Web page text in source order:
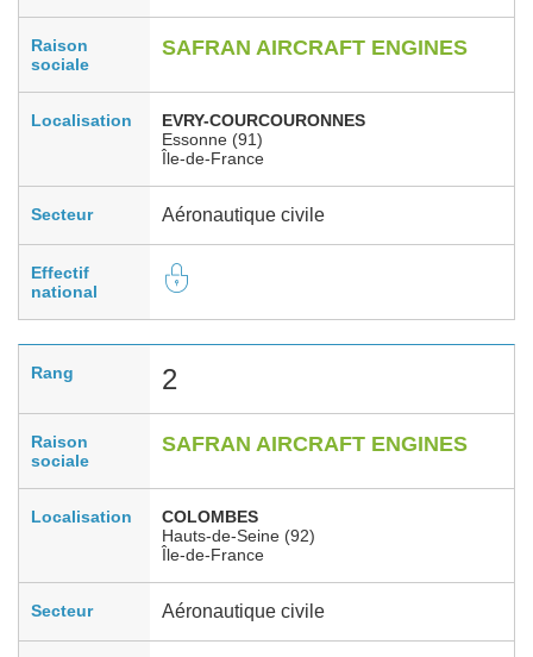
Raison
sociale
SAFRAN AIRCRAFT ENGINES
Localisation
EVRY-COURCOURONNES
Essonne (91)
Île-de-France
Secteur Aéronautique civile
Effectif
national
Rang 2
Raison
sociale
SAFRAN AIRCRAFT ENGINES
Localisation
COLOMBES
Hauts-de-Seine (92)
Île-de-France
Secteur Aéronautique civile